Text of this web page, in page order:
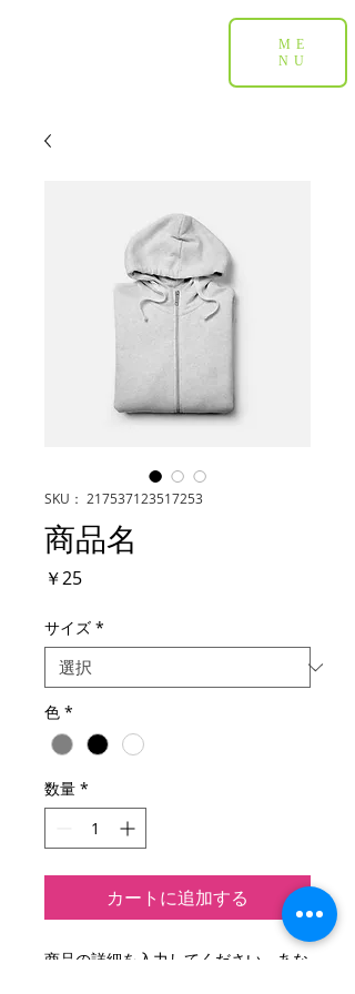
ME
NU
SKU： 217537123517253
商品名
￥25価
サイズ *
色 *
数量 *
カートに追加する
商品の詳細を入力してください。あな